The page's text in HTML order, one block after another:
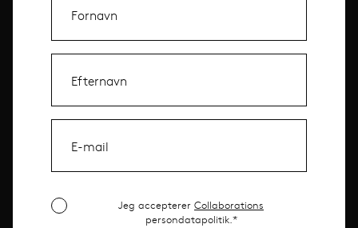
Jeg accepterer Collaborations
persondatapolitik.*